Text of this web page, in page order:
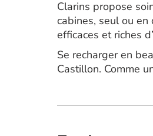
Clarins propose
cabines, seul ou
efficaces et riches
Se recharger en
Castillon. Comme